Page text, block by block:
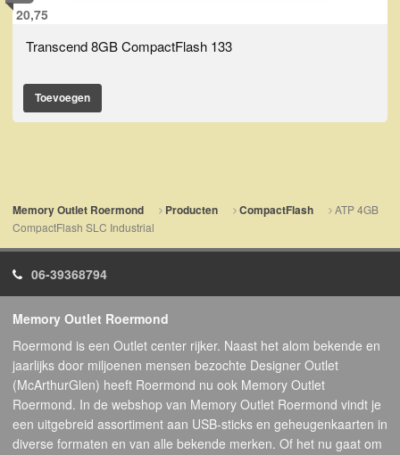
20,75
Transcend 8GB CompactFlash 133
Toevoegen
Memory Outlet Roermond Producten CompactFlash
ATP 4GB
CompactFlash SLC Industrial
06-39368794
Memory Outlet Roermond
Roermond is een Outlet center rijker. Naast het alom bekende en
jaarlijks door miljoenen mensen bezochte Designer Outlet
(McArthurGlen) heeft Roermond nu ook Memory Outlet
Roermond. In de webshop van Memory Outlet Roermond vindt je
een uitgebreid assortiment aan USB-sticks en geheugenkaarten in
diverse formaten en van alle bekende merken. Of het nu gaat om